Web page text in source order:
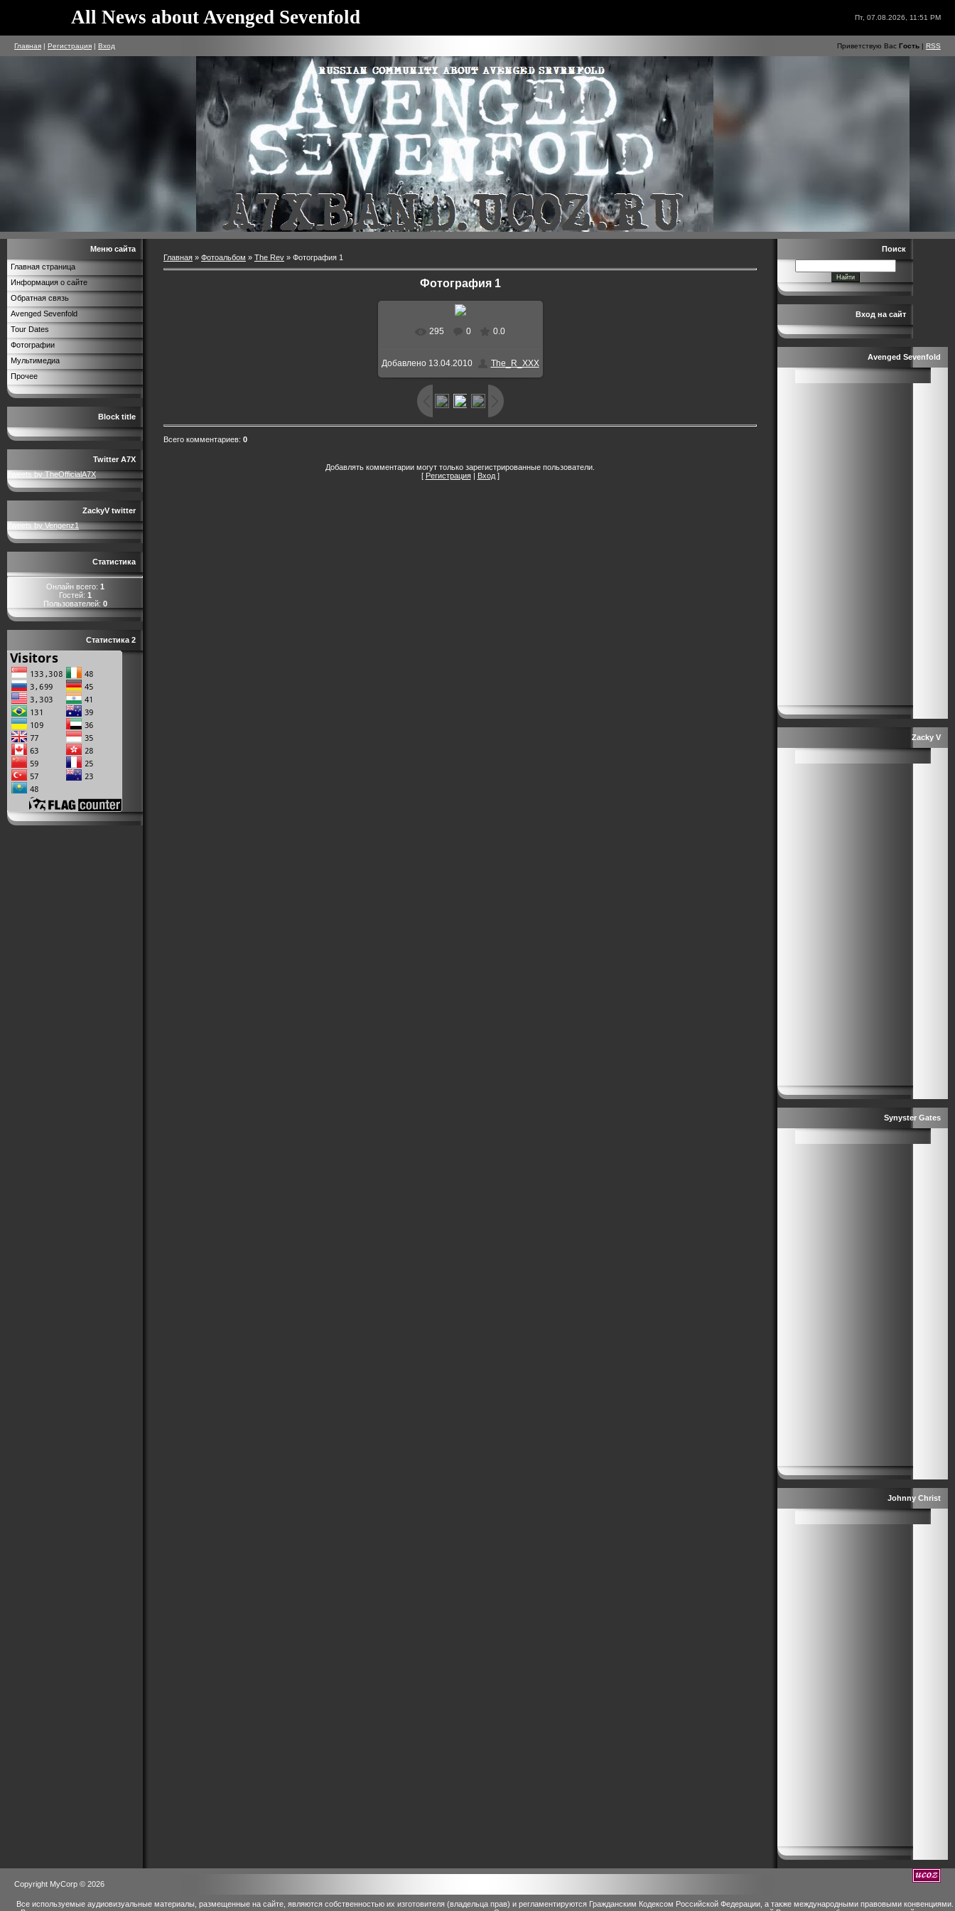
All News about Avenged Sevenfold Пт, 07.08.2026, 11:51 PM
Главная | Регистрация | Вход Приветствую Вас Гость | RSS
Меню сайта
Главная страница
Информация о сайте
Обратная связь
Avenged Sevenfold
Tour Dates
Фотографии
Мультимедиа
Прочее
Block title
Twitter A7X
Tweets by TheOfficialA7X
ZackyV twitter
Tweets by Vengenz1
Статистика
Онлайн всего: 1
Гостей: 1
Пользователей: 0
Статистика 2
Главная » Фотоальбом » The Rev » Фотография 1
Фотография 1
295 0 0.0
Добавлено 13.04.2010 The_R_XXX
Всего комментариев: 0
Добавлять комментарии могут только зарегистрированные пользователи.
[ Регистрация| Вход]
Поиск
Вход на сайт
Avenged Sevenfold
Zacky V
Synyster Gates
Johnny Christ
Copyright MyCorp © 2026
Все используемые аудиовизуальные материалы, размещенные на сайте, являются собственностью их изготовителя (владельца прав) и регламентируются Гражданским Кодексом Российской Федерации, а также международными правовыми конвенциями.